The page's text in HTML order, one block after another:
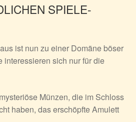
SPIELE-
ist nun zu einer Domäne böser
interessieren sich nur für die
Münzen, die im Schloss
haben, das erschöpfte Amulett